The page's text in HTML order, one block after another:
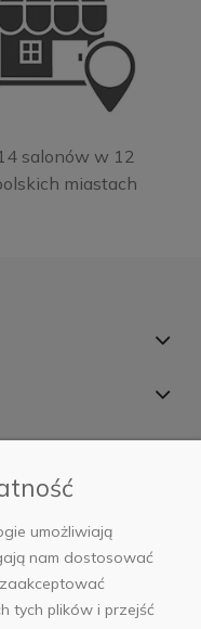
salonów w 12
miastach
umożliwiają
nam dostosować
tych plików i przejść